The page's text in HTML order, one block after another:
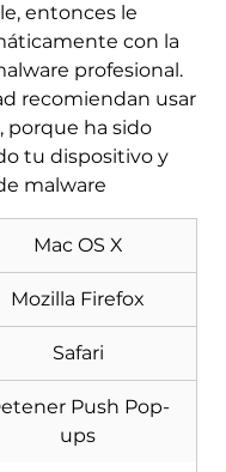
entonces le
con la
profesional.
recomiendan usar
porque ha sido
tu dispositivo y
malware
Mac OS X
Mozilla Firefox
Safari
Push Pop-
ups